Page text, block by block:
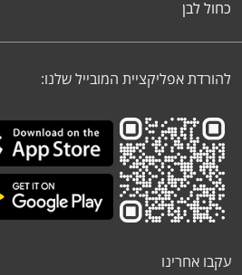
כחול לבן
להורדת אפליקציית המובייל שלנו:
עקבו אחרינו